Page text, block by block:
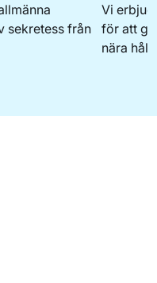
sekretess från
Vi
för att
nära håll.